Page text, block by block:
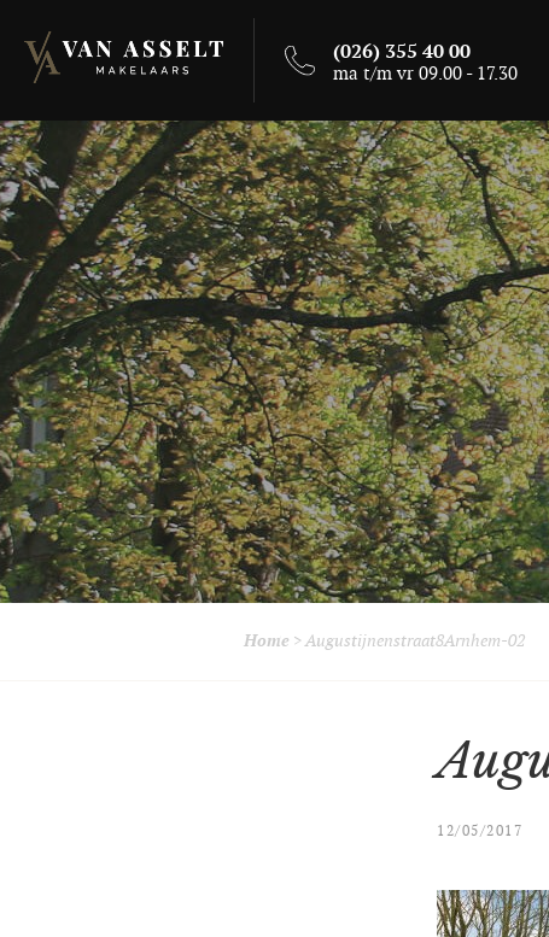
(026) 355 40 00
ma t/m vr 09.00 - 17.30
Home >Augustijnenstraat8Arnhem-02
12/05/2017